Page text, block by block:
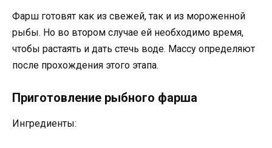
Фарш готовят как из свежей, так и из мороженной
рыбы. Но во втором случае ей необходимо время,
чтобы растаять и дать стечь воде. Массу определяют
после прохождения этого этапа.
Приготовление рыбного фарша
Ингредиенты: